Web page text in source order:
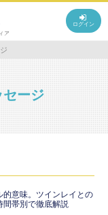
ログイン
セージ
意味。ツインレイとの
間帯別で徹底解説